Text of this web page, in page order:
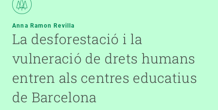
Anna Ramon Revilla
La desforestació i la
vulneració de drets humans
entren als centres educatius
de Barcelona